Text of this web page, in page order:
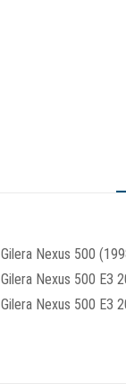
Gilera Nexus 500
Gilera Nexus 500 E3
Gilera Nexus 500 E3